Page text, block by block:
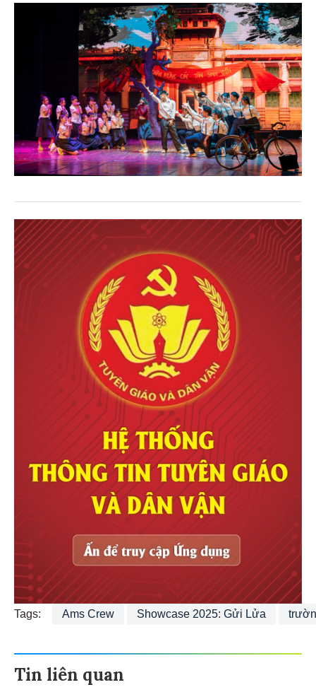
Tags: Ams Crew Showcase 2025: Gửi Lửa
Tin liên quan